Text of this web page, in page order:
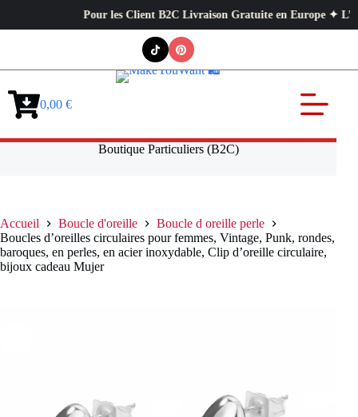
Pour les Client B2C Livraison Gratuite en Europe ✦
Panier0,00 €
Boutique Particuliers (B2C)
Accueil Boucle d'oreille
Boucle d oreille perle
Boucles d’oreilles circulaires pour femmes, Vintage, Punk, rondes,
baroques, en perles, en acier inoxydable, Clip d’oreille circulaire,
bijoux cadeau Mujer